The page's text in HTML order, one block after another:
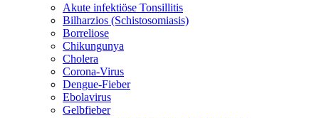
Akute infektiöse Tonsillitis
Bilharzios (Schistosomiasis)
Borreliose
Chikungunya
Cholera
Corona-Virus
Dengue-Fieber
Ebolavirus
Gelbfieber